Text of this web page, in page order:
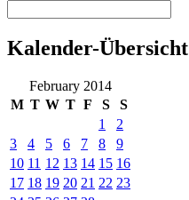
Kalender-Übersicht
February 2014
M T W T F S
S
1
2
3
4 5 6 7 8
9
10 11 12 13 14 15 16
17 18 19 20 21 22 23